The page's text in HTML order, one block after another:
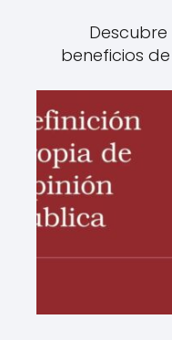
beneficios